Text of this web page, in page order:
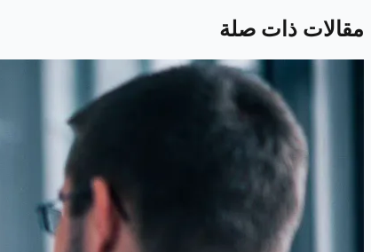
مقالات ذات صلة